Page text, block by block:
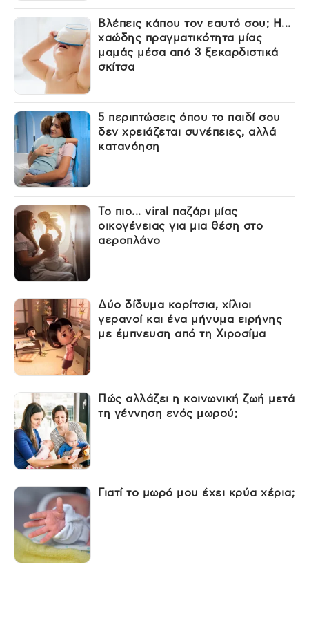
Βλέπεις κάπου τον εαυτό σου; Η...
χαώδης πραγματικότητα μίας
μαμάς μέσα από 3 ξεκαρδιστικά
σκίτσα
5 περιπτώσεις όπου το παιδί σου
δεν χρειάζεται συνέπειες, αλλά
κατανόηση
Το πιο... viral παζάρι μίας
οικογένειας για μια θέση στο
αεροπλάνο
Δύο δίδυμα κορίτσια, χίλιοι
γερανοί και ένα μήνυμα ειρήνης
με έμπνευση από τη Χιροσίμα
Πώς αλλάζει η κοινωνική ζωή μετά
τη γέννηση ενός μωρού;
Γιατί το μωρό μου έχει κρύα χέρια;